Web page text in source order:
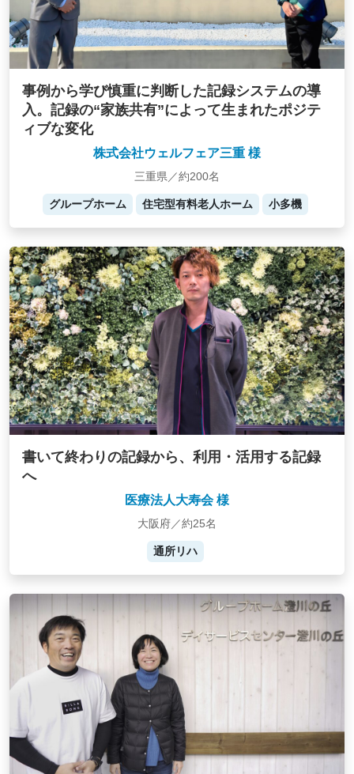
事例から学び慎重に判断した記録システムの導
入。記録の“家族共有”によって生まれたポジテ
ィブな変化
株式会社ウェルフェア三重 様
三重県／約200名
グループホーム 住宅型有料老人ホーム 小多機
書いて終わりの記録から、利用・活用する記録
へ
医療法人大寿会 様
大阪府／約25名
通所リハ